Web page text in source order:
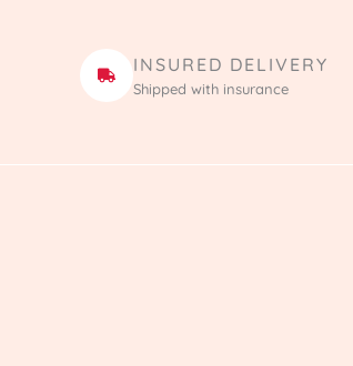
INSURED DELIVERY
Shipped with insurance